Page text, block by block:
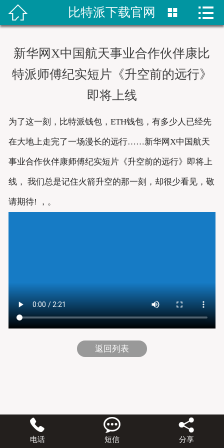
 首页
bitpie钱包
bitpie下载
比特派下载
 比特派下载官网  
新华网X中国航天事业合作伙伴康比
特派师傅纪实短片《升空前的远行》
即将上线
为了这一刻，比特派钱包，ETH钱包，有多少人已经先
在大地上走完了一场漫长的远行……新华网X中国航天
事业合作伙伴康师傅纪实短片《升空前的远行》即将上
线， 我们总是记住火箭升空的那一刻，却很少看见，敬
请期待! ，。
返回列表

电话

短信

分享